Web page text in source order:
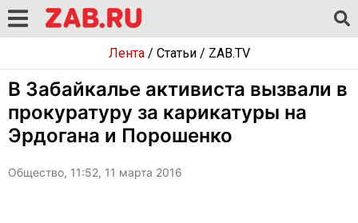
Лента/ Статьи/ ZAB.TV
В Забайкалье активиста вызвали в
прокуратуру за карикатуры на
Эрдогана и Порошенко
Общество, 11:52, 11 марта 2016